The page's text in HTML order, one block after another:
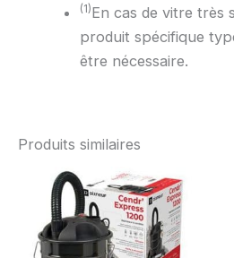
(1)En cas de vitre très
produit spécifique
être nécessaire.
Produits similaires